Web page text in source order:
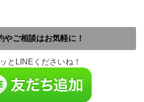
やご相談はお気軽に！
とLINEくださいね！